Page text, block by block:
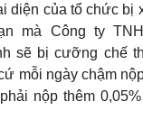
diện của tổ chức bị
mà Công ty
sẽ bị cưỡng chế
mỗi ngày chậm
nộp thêm